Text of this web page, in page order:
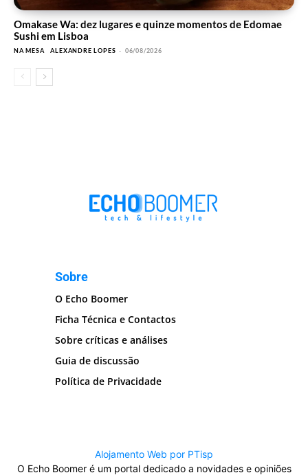
Omakase Wa: dez lugares e quinze momentos de Edomae
Sushi em Lisboa
NA MESA ALEXANDRE LOPES - 06/08/2026
Sobre
O Echo Boomer
Ficha Técnica e Contactos
Sobre críticas e análises
Guia de discussão
Política de Privacidade
Alojamento Web por PTisp
O Echo Boomer é um portal dedicado a novidades e opiniões